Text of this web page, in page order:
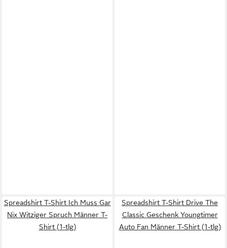
Spreadshirt T-Shirt Ich Muss Gar
Nix Witziger Spruch Männer T-
Shirt (1-tlg)
Spreadshirt T-Shirt Drive The
Classic Geschenk Youngtimer
Auto Fan Männer T-Shirt (1-tlg)